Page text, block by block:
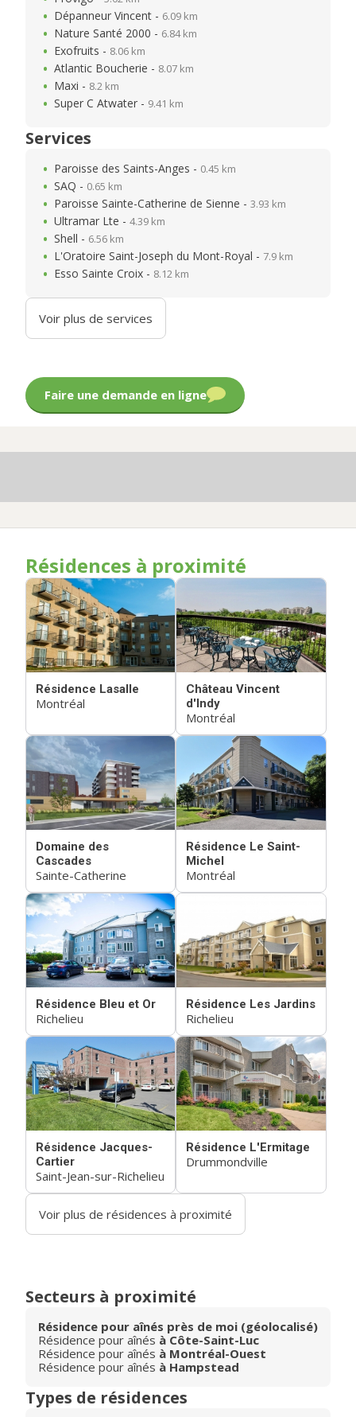
Dépanneur Vincent - 6.09 km
Nature Santé 2000 - 6.84 km
Exofruits - 8.06 km
Atlantic Boucherie - 8.07 km
Maxi - 8.2 km
Super C Atwater - 9.41 km
Services
Paroisse des Saints-Anges - 0.45 km
SAQ - 0.65 km
Paroisse Sainte-Catherine de Sienne - 3.93 km
Ultramar Lte - 4.39 km
Shell - 6.56 km
L'Oratoire Saint-Joseph du Mont-Royal - 7.9 km
Esso Sainte Croix - 8.12 km
Voir plus de services
Faire une demande en ligne
Résidences à proximité
Résidence Lasalle
Montréal
Château Vincent
d'Indy
Montréal
Domaine des
Cascades
Sainte-Catherine
Résidence Le Saint-
Michel
Montréal
Résidence Bleu et Or
Richelieu
Résidence Les Jardins
Richelieu
Résidence Jacques-
Cartier
Saint-Jean-sur-Richelieu
Résidence L'Ermitage
Drummondville
Voir plus de résidences à proximité
Secteurs à proximité
Résidence pour aînés près de moi (géolocalisé)
Résidence pour aînés à Côte-Saint-Luc
Résidence pour aînés à Montréal-Ouest
Résidence pour aînés à Hampstead
Types de résidences